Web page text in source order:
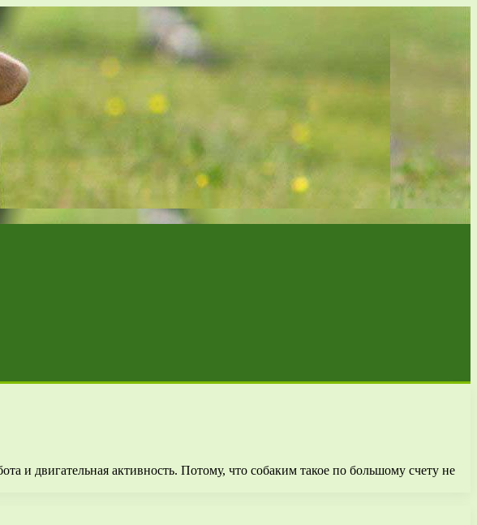
и двигательная активность. Потому, что собаким такое по большому счету не